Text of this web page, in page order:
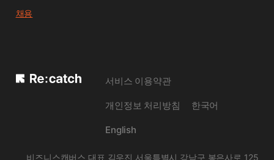
채용
서비스 이용약관
개인정보 처리방침 한국어
English
비즈니스캔버스 대표 김우진 서울특별시 강남구 봉은사로 125